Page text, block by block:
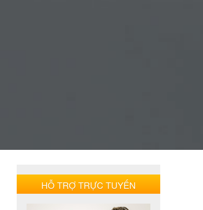
HỖ TRỢ TRỰC TUYẾN